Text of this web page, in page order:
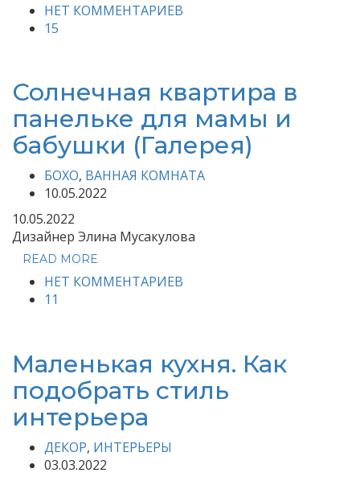
НЕТ КОММЕНТАРИЕВ
15
Солнечная квартира в
панельке для мамы и
бабушки (Галерея)
БОХО, ВАННАЯ КОМНАТА
10.05.2022
10.05.2022
Дизайнер Элина Мусакулова
READ MORE
НЕТ КОММЕНТАРИЕВ
11
Маленькая кухня. Как
подобрать стиль
интерьера
ДЕКОР, ИНТЕРЬЕРЫ
03.03.2022